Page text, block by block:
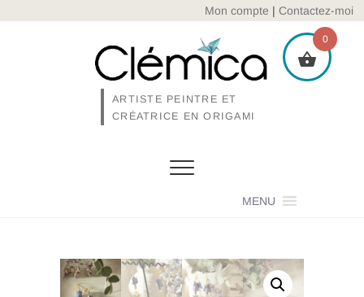
Mon compte | Contactez-moi
ARTISTE PEINTRE ET
CRÉATRICE EN ORIGAMI
MENU
0